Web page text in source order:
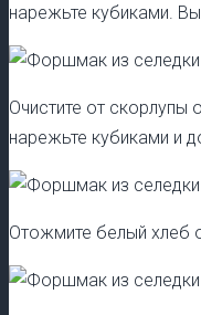
нарежьте кубиками.
Очистите от скорлупы
нарежьте кубиками и
Отожмите белый хлеб